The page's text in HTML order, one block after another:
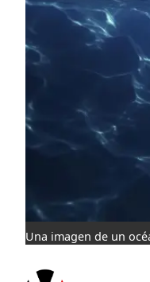
Una imagen de un